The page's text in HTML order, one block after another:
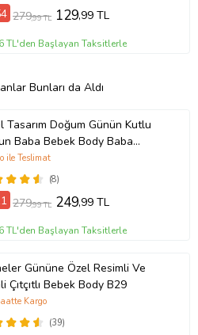
279,99 TL 129,99 TL
TL'den Başlayan Taksitlerle
Bunları da Aldı
Tasarım Doğum Günün Kutlu
Baba Bebek Body Baba
Hediye Bebek Badi
(8)
ile Teslimat
279,99 TL 249,99 TL
TL'den Başlayan Taksitlerle
Gününe Özel Resimli Ve
Çıtçıtlı Bebek Body B29
(39)
Kargo